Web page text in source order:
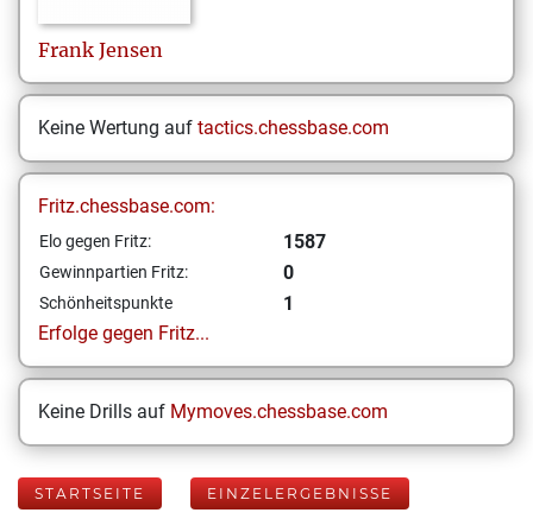
Frank Jensen
Keine Wertung auf tactics.chessbase.com
Fritz.chessbase.com:
Elo gegen Fritz: 1587
Gewinnpartien Fritz: 0
Schönheitspunkte
1
Erfolge gegen Fritz...
Keine Drills auf Mymoves.chessbase.com
STARTSEITE EINZELERGEBNISSE